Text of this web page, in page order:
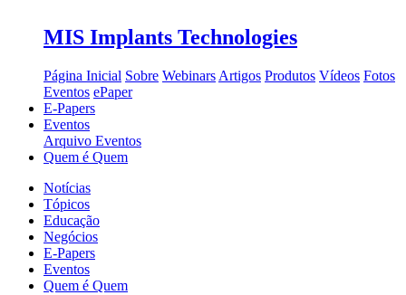
MIS Implants Technologies
Página Inicial Sobre Webinars Artigos Produtos Vídeos Fotos
Eventos ePaper
E-Papers
Eventos
Arquivo Eventos
Quem é Quem
Notícias
Tópicos
Educação
Negócios
E-Papers
Eventos
Quem é Quem